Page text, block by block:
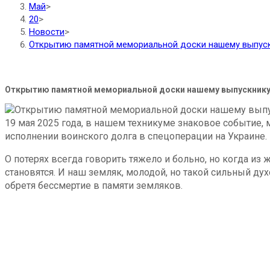
Май>
20>
Новости>
Открытию памятной мемориальной доски нашему
Открытию памятной мемориальной доски нашему
19 мая 2025 года, в нашем техникуме знаковое
исполнении воинского долга в спецоперации на Украине.
О потерях всегда говорить тяжело и больно, но когда
становятся. И наш земляк, молодой, но такой сильный
обретя бессмертие в памяти земляков.